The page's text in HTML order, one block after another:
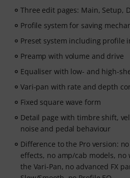
Three edit pages: Main, Setup,
Profile system for saving
Preset system including profile
Preamp with volume and drive
Equaliser with low- and high-
Vari-pan with rate and depth
Fixed square wave form
Detail page with timbre shift,
noise and pedal behaviour
Difference to the Pro version:
effects, no amp/cab models, no
the Vari-Pan, no advanced FX